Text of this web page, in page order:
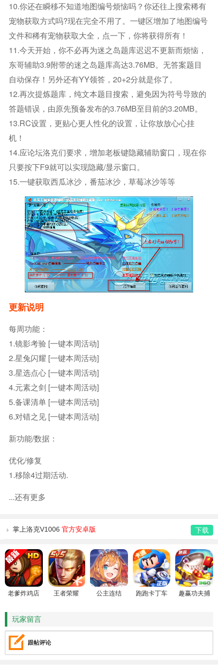
10.你还在瞬移不知道地图编号烦恼吗？你还往上搜索稀有
宠物获取方式吗?现在完全不用了。一键区增加了地图编号
文件和稀有宠物获取大全，点一下，你将获得所有！
11.今天开始，你不必再为迷之岛题库迟迟不更新而烦恼，
东哥辅助3.9附带的迷之岛题库高达3.76MB。无答案题目
自动保存！另外还有YY领答，20+2分就是你了。
12.再次提炼题库，纯文本题目搜索，避免因为符号导致的
答题错误，由原先预备发布的3.76MB至目前的3.20MB。
13.RC设置，更贴心更人性化的设置，让你放放心心挂
机！
14.应论坛洛克们要求，增加老板键隐藏辅助窗口，现在你
只要按下F9就可以实现隐藏/显示窗口。
15.一键获取西瓜冰沙，番茄冰沙，草莓冰沙等等
更新说明
每周功能：
1.镜影考验 [一键本周活动]
2.星兔闪耀 [一键本周活动]
3.星选点心 [一键本周活动]
4.元素之剑 [一键本周活动]
5.备课清单 [一键本周活动]
6.对错之见 [一键本周活动]
新功能/数据：
优化/修复
1.移除4过期活动.
...还有更多
掌上洛克V1006 官方安卓版 下载
老爹炸鸡店
王者荣耀 公主连结 跑跑卡丁车
趣赢功夫捕
玩家留言
跟帖评论